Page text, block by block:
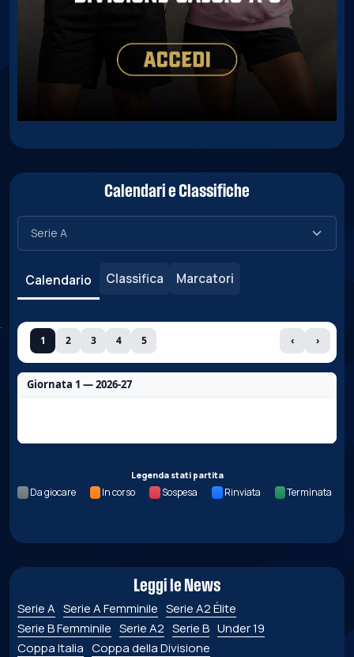
Calendari e Classifiche
Calendario Classifica Marcatori
1 2 3 4 5 ‹ ›
Giornata 1 — 2026-27
Legenda stati partita
Da giocare In corso Sospesa Rinviata Terminata
Leggi le News
Serie A Serie A Femminile Serie A2 Élite
Serie B Femminile Serie A2 Serie B Under 19
Coppa Italia Coppa della Divisione